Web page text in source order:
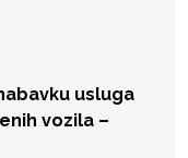
usluga
vozila –